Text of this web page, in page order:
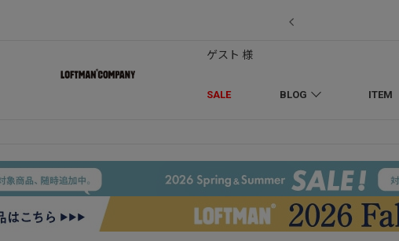
SALE BLOG ITEM
ゲスト 様